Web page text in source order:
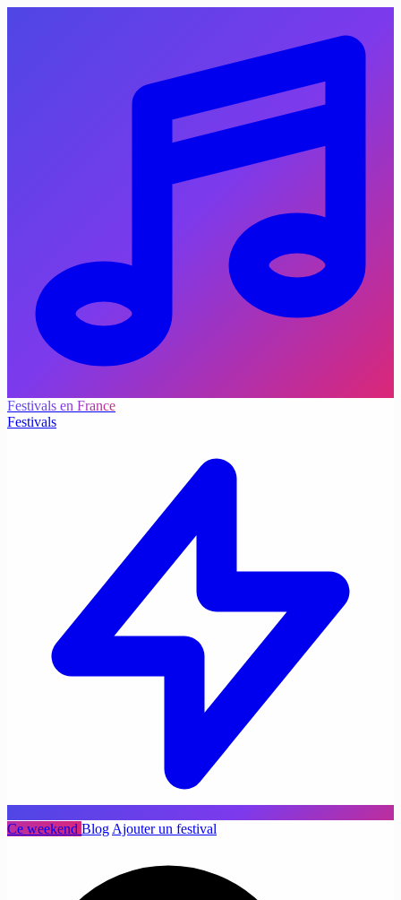
Festivals en France
Festivals
Ce weekend Blog Ajouter un festival